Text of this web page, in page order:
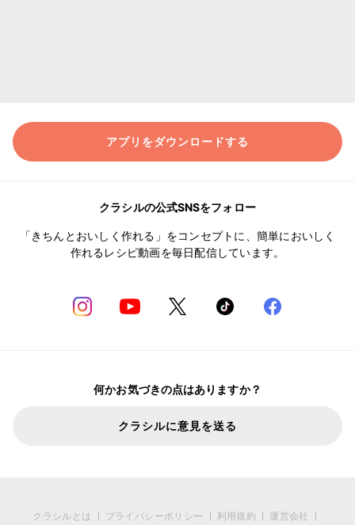
アプリをダウンロードする
クラシルの公式SNSをフォロー
「きちんとおいしく作れる」をコンセプトに、簡単においしく
作れるレシピ動画を毎日配信しています。
何かお気づきの点はありますか？
クラシルに意見を送る
クラシルとは プライバシーポリシー 利用規約 運営会社